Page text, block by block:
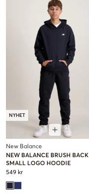
NYHET
New Balance
NEW BALANCE BRUSH BACK
SMALL LOGO HOODIE
549 kr